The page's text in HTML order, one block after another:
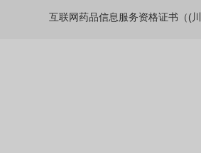
互联网药品信息服务资格证书（(